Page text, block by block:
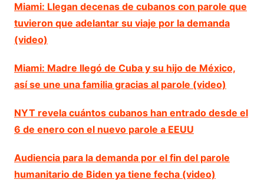
Miami: Llegan decenas de cubanos con parole que
tuvieron que adelantar su viaje por la demanda
(video)
Miami: Madre llegó de Cuba y su hijo de México,
así se une una familia gracias al parole (video)
NYT revela cuántos cubanos han entrado desde el
6 de enero con el nuevo parole a EEUU
Audiencia para la demanda por el fin del parole
humanitario de Biden ya tiene fecha (video)